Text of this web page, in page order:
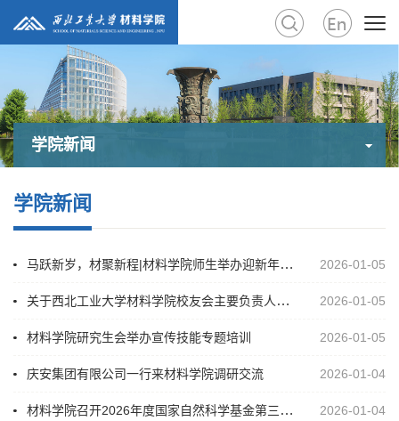
学院新闻
学院新闻
学院新闻
马跃新岁，材聚新程|材料学院师生举办迎新年系列活动 2026-01-05
关于西北工业大学材料学院校友会主要负责人任职的通知 2026-01-05
材料学院研究生会举办宣传技能专题培训 2026-01-05
庆安集团有限公司一行来材料学院调研交流 2026-01-04
材料学院召开2026年度国家自然科学基金第三期申报动员及辅导会 2026-01-04